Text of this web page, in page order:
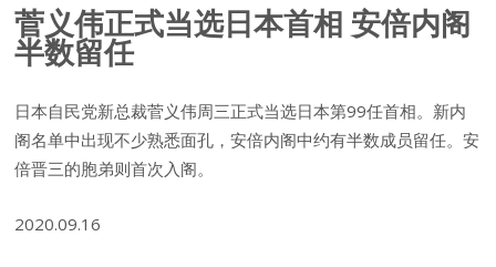
菅义伟正式当选日本首相 安倍内阁
半数留任
日本自民党新总裁菅义伟周三正式当选日本第99任首相。新内
阁名单中出现不少熟悉面孔，安倍内阁中约有半数成员留任。安
倍晋三的胞弟则首次入阁。
2020.09.16